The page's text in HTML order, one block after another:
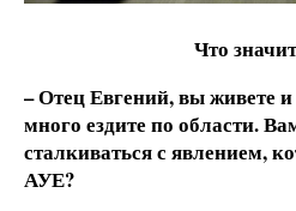
Что
– Отец Евгений, вы живете
много ездите по области.
сталкиваться с явлением,
АУЕ?